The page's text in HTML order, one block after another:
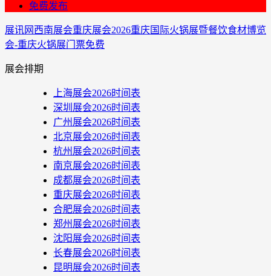
免费发布
展讯网 西南展会重庆展会2026重庆国际火锅展暨餐饮食材博览
会-重庆火锅展门票免费
展会排期
上海展会2026时间表
深圳展会2026时间表
广州展会2026时间表
北京展会2026时间表
杭州展会2026时间表
南京展会2026时间表
成都展会2026时间表
重庆展会2026时间表
合肥展会2026时间表
郑州展会2026时间表
沈阳展会2026时间表
长春展会2026时间表
昆明展会2026时间表